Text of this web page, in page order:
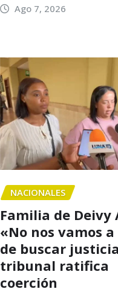
Ago 7, 2026
NACIONALES
Familia de Deivy
«No nos vamos
de buscar
tribunal ratifica
coerción